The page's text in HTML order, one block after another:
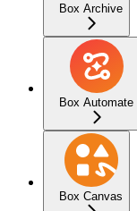
Box Archive
Box Automate
Box Canvas